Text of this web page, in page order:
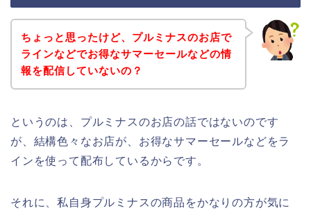
ちょっと思ったけど、プルミナスのお店で
ラインなどでお得なサマーセールなどの情
報を配信していないの？
というのは、プルミナスのお店の話ではないのです
が、結構色々なお店が、お得なサマーセールなどをラ
インを使って配布しているからです。
それに、私自身プルミナスの商品をかなりの方が気に